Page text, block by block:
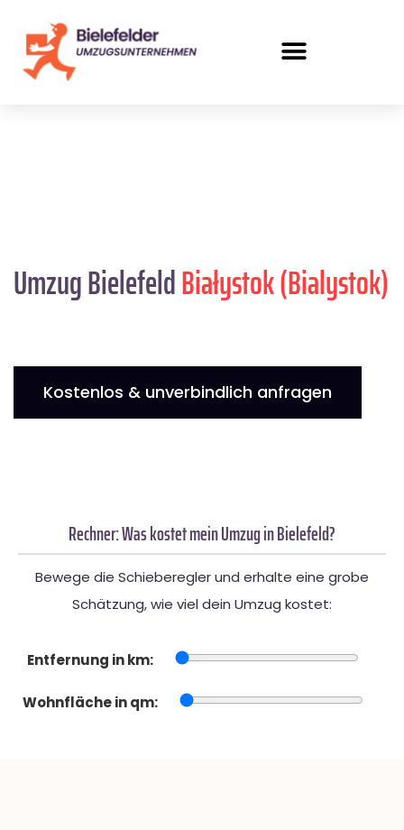
Umzug BielefeldBiałystok (Bialystok)
Kostenlos & unverbindlich anfragen
Rechner: Was kostet mein Umzug in Bielefeld?
Bewege die Schieberegler und erhalte eine grobe
Schätzung, wie viel dein Umzug kostet:
Entfernung in km:
Wohnfläche in qm: